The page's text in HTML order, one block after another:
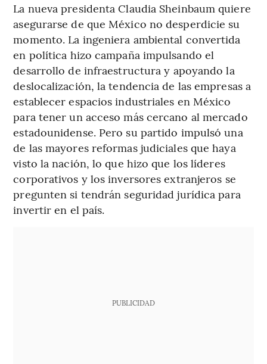
La nueva presidenta Claudia Sheinbaum quiere
asegurarse de que México no desperdicie su
momento. La ingeniera ambiental convertida
en política hizo campaña impulsando el
desarrollo de infraestructura y apoyando la
deslocalización, la tendencia de las empresas a
establecer espacios industriales en México
para tener un acceso más cercano al mercado
estadounidense. Pero su partido impulsó una
de las mayores reformas judiciales que haya
visto la nación, lo que hizo que los líderes
corporativos y los inversores extranjeros se
pregunten si tendrán seguridad jurídica para
invertir en el país.
PUBLICIDAD